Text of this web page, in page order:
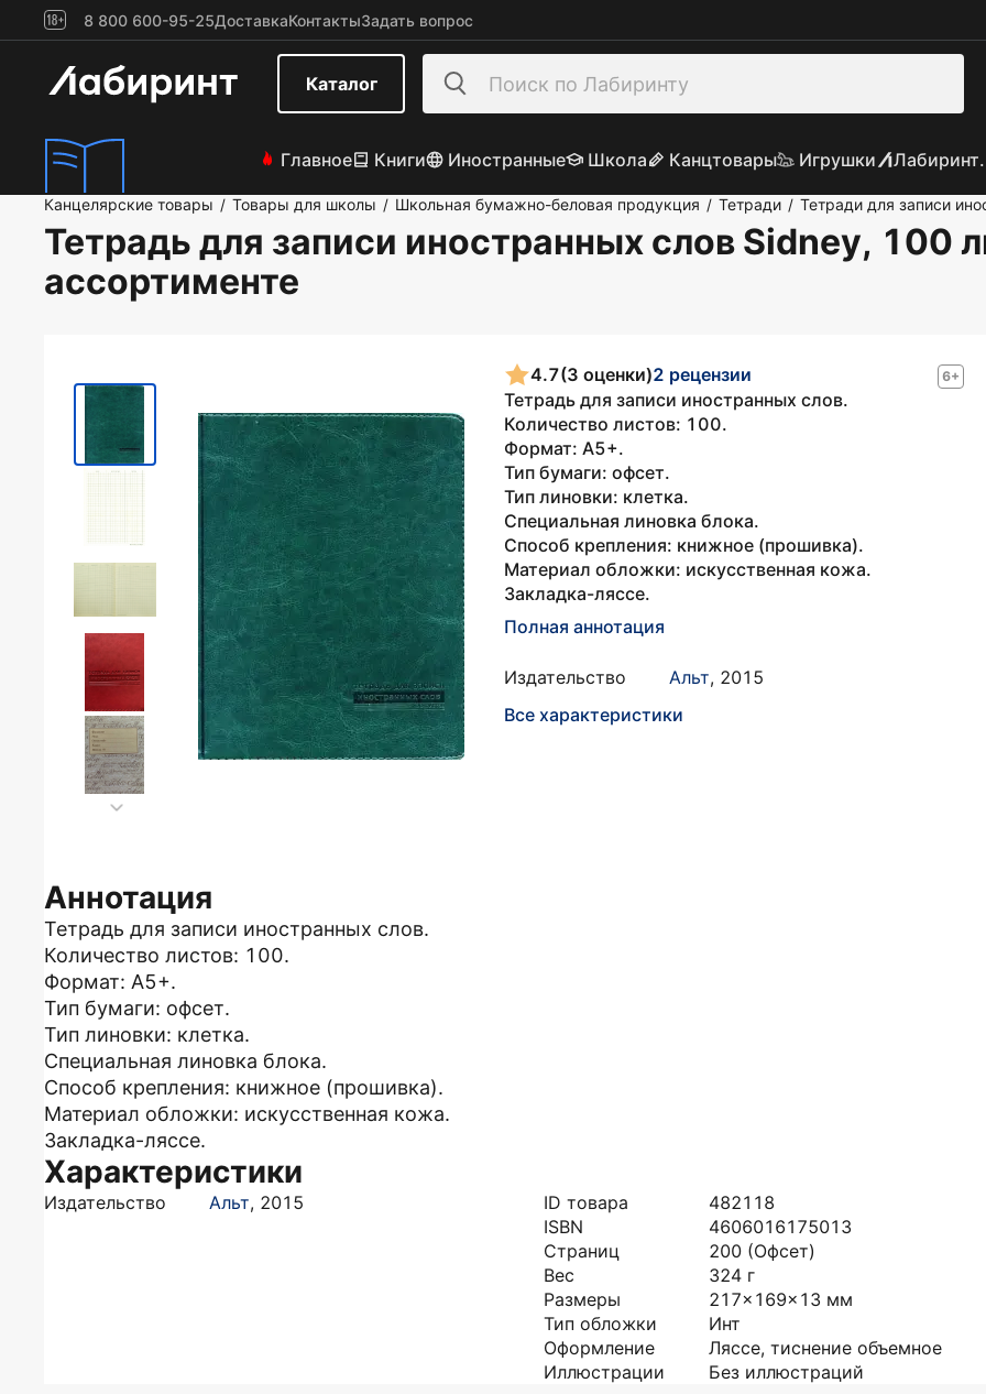
8 800 600-95-25ДоставкаКонтактыЗадать вопрос
Каталог
Главное Книги Иностранные Школа Канцтовары Игрушки
Канцелярские товары / Товары для школы / Школьная бумажно-беловая продукция / Тетради / Тетради для записи
Тетрадь для записи иностранных слов Sidney, 100
ассортименте
6+
4.7(3 оценки)2 рецензии
Тетрадь для записи иностранных слов.
Количество листов: 100.
Формат: А5+.
Тип бумаги: офсет.
Тип линовки: клетка.
Специальная линовка блока.
Способ крепления: книжное (прошивка).
Материал обложки: искусственная кожа.
Закладка-ляссе.
Полная аннотация
Издательство Альт, 2015
Все характеристики
Аннотация
Тетрадь для записи иностранных слов.
Количество листов: 100.
Формат: А5+.
Тип бумаги: офсет.
Тип линовки: клетка.
Специальная линовка блока.
Способ крепления: книжное (прошивка).
Материал обложки: искусственная кожа.
Закладка-ляссе.
Характеристики
Издательство Альт, 2015 ID товара
482118
ISBN
4606016175013
Страниц
200 (Офсет)
Вес
324 г
Размеры
217x169x13 мм
Тип обложки
Инт
Оформление
Ляссе, тиснение объемное
Иллюстрации
Без иллюстраций